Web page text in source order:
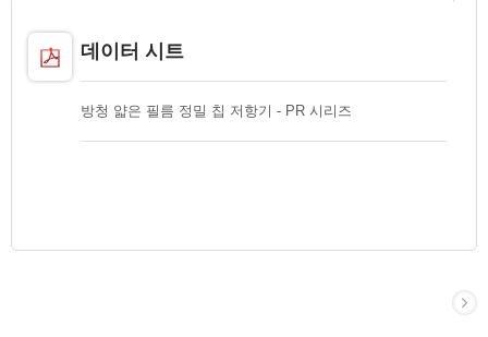
데이터 시트
방청 얇은 필름 정밀 칩 저항기 - PR 시리즈